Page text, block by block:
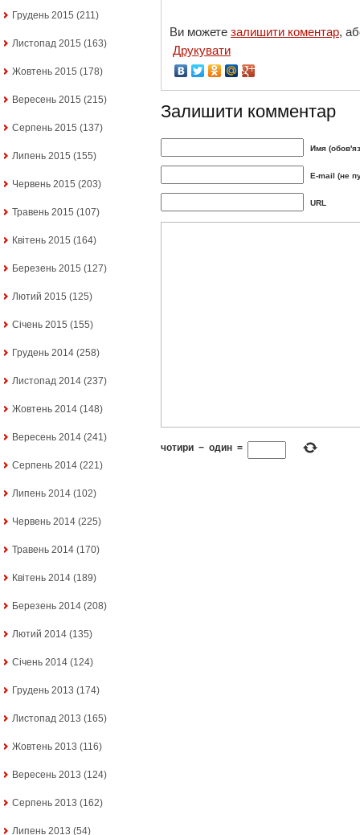
Грудень 2015 (211)
Листопад 2015 (163)
Жовтень 2015 (178)
Вересень 2015 (215)
Серпень 2015 (137)
Липень 2015 (155)
Червень 2015 (203)
Травень 2015 (107)
Квітень 2015 (164)
Березень 2015 (127)
Лютий 2015 (125)
Січень 2015 (155)
Грудень 2014 (258)
Листопад 2014 (237)
Жовтень 2014 (148)
Вересень 2014 (241)
Серпень 2014 (221)
Липень 2014 (102)
Червень 2014 (225)
Травень 2014 (170)
Квітень 2014 (189)
Березень 2014 (208)
Лютий 2014 (135)
Січень 2014 (124)
Грудень 2013 (174)
Листопад 2013 (165)
Жовтень 2013 (116)
Вересень 2013 (124)
Серпень 2013 (162)
Липень 2013 (54)
Ви можете залишити коментар,
Друкувати
Залишити комментар
Имя
E-mail (не
URL
чотири − один =